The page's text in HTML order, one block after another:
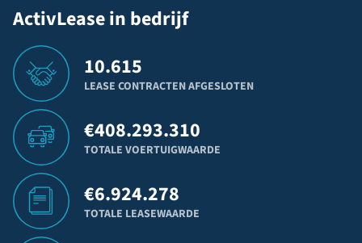
ActivLease in bedrijf
10.615
LEASE CONTRACTEN AFGESLOTEN
€408.293.310
TOTALE VOERTUIGWAARDE
€6.924.278
TOTALE LEASEWAARDE